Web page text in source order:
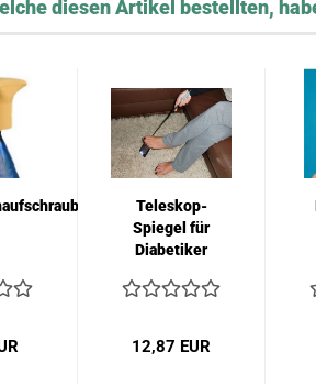
diesen Artikel bestellten,
Teleskop-
Spiegel für
Diabetiker
12,87 EUR